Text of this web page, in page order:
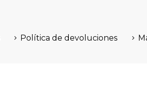
Política de devoluciones